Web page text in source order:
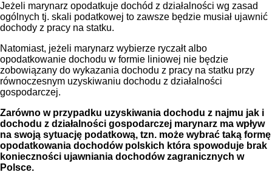
Jeżeli marynarz opodatkuje dochód z działalności wg zasad
ogólnych tj. skali podatkowej to zawsze będzie musiał ujawnić
dochody z pracy na statku.
Natomiast, jeżeli marynarz wybierze ryczałt albo
opodatkowanie dochodu w formie liniowej nie będzie
zobowiązany do wykazania dochodu z pracy na statku przy
równoczesnym uzyskiwaniu dochodu z działalności
gospodarczej.
Zarówno w przypadku uzyskiwania dochodu z najmu jak i
dochodu z działalności gospodarczej marynarz ma wpływ
na swoją sytuację podatkową, tzn. może wybrać taką formę
opodatkowania dochodów polskich która spowoduje brak
konieczności ujawniania dochodów zagranicznych w
Polsce.